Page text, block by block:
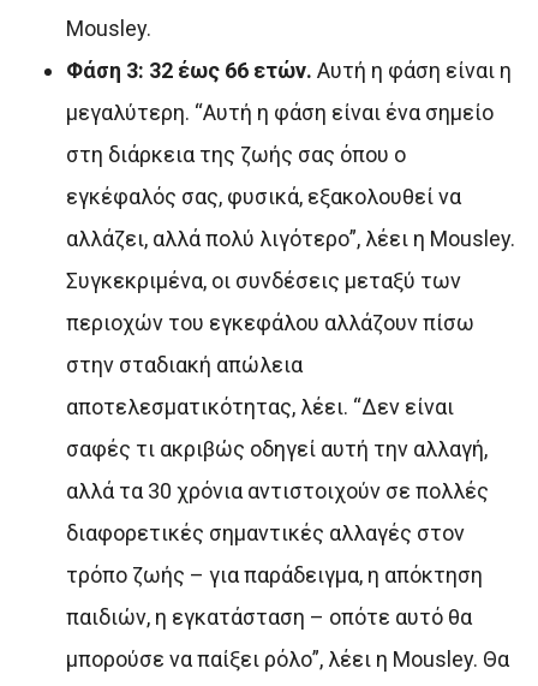
Mousley.
Φάση 3: 32 έως 66 ετών. Αυτή η φάση είναι η
μεγαλύτερη. “Αυτή η φάση είναι ένα σημείο
στη διάρκεια της ζωής σας όπου ο
εγκέφαλός σας, φυσικά, εξακολουθεί να
αλλάζει, αλλά πολύ λιγότερο”, λέει η Mousley.
Συγκεκριμένα, οι συνδέσεις μεταξύ των
περιοχών του εγκεφάλου αλλάζουν πίσω
στην σταδιακή απώλεια
αποτελεσματικότητας, λέει. “Δεν είναι
σαφές τι ακριβώς οδηγεί αυτή την αλλαγή,
αλλά τα 30 χρόνια αντιστοιχούν σε πολλές
διαφορετικές σημαντικές αλλαγές στον
τρόπο ζωής – για παράδειγμα, η απόκτηση
παιδιών, η εγκατάσταση – οπότε αυτό θα
μπορούσε να παίξει ρόλο”, λέει η Mousley. Θα